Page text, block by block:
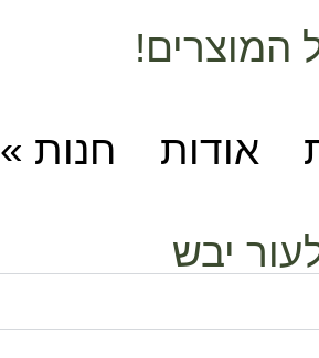
אודות חנות »
יבש